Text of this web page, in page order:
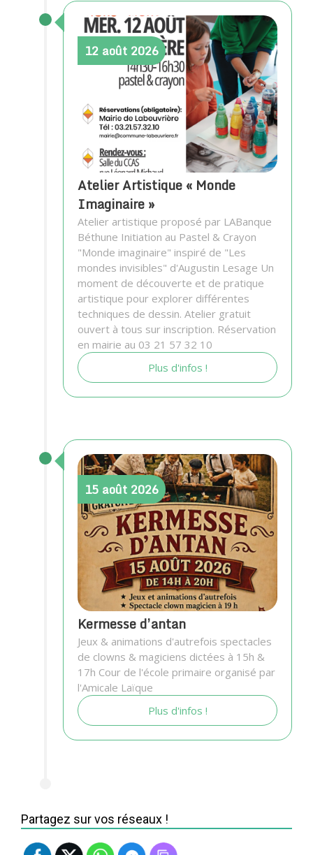
12 août 2026
Atelier Artistique « Monde
Imaginaire »
Atelier artistique proposé par LABanque
Béthune Initiation au Pastel & Crayon
"Monde imaginaire" inspiré de "Les
mondes invisibles" d'Augustin Lesage Un
moment de découverte et de pratique
artistique pour explorer différentes
techniques de dessin. Atelier gratuit
ouvert à tous sur inscription. Réservation
en mairie au 03 21 57 32 10
Plus d'infos !
15 août 2026
Kermesse d’antan
Jeux & animations d'autrefois spectacles
de clowns & magiciens dictées à 15h &
17h Cour de l'école primaire organisé par
l'Amicale Laïque
Plus d'infos !
Partagez sur vos réseaux !